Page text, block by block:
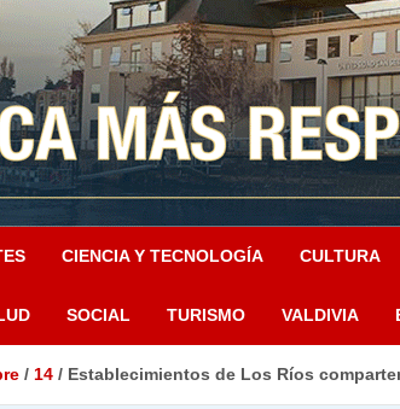
CIENCIA Y TECNOLOGÍA CULTURA
SOCIAL TURISMO VALDIVIA
14 Establecimientos de Los Ríos